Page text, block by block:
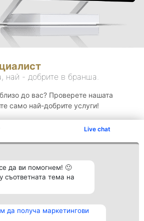
Live chat
да ви помогнем! 🙂
съответната тема на
да получа маркетингови
най - добрите в бранша.
до вас? Проверете нашата
само най-добрите услуги!
Класация Контакти